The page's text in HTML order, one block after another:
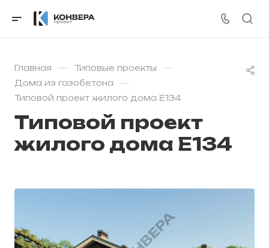
Главная — Типовые проекты —
Дома из газобетона —
Типовой проект жилого дома E134
Типовой проект
жилого дома E134